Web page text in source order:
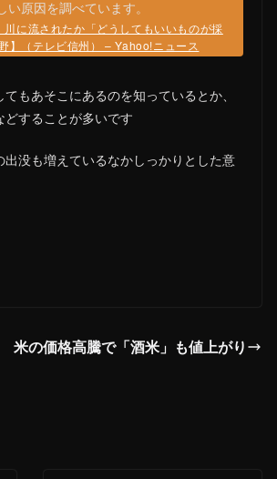
原因を調べています。
に流されたか「どうしてもいいものが採
】（テレビ信州） – Yahoo!ニュース
もあそこにあるのを知っているとか、
することが多いです
没も増えているなかしっかりとした意
米の価格高騰で「酒米」も値上がり